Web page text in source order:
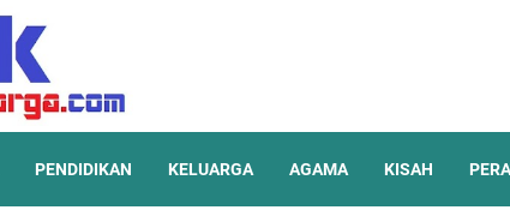
PENDIDIKAN KELUARGA AGAMA KISAH